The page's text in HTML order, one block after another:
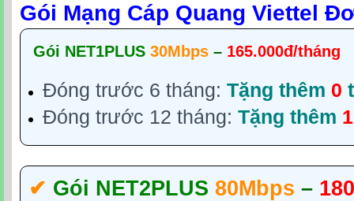
Gói Mạng Cáp Quang Viettel
Gói NET1PLUS 30Mbps – 165.000đ/tháng
Đóng trước 6 tháng: Tặng thêm 0
Đóng trước 12 tháng: Tặng thêm 1
✔‎ Gói NET2PLUS 80Mbps –